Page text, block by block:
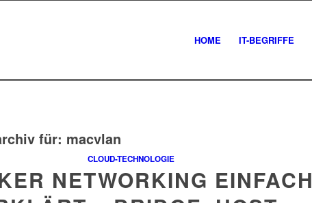
HOME IT-BEGRIFFE
für: macvlan
CLOUD-TECHNOLOGIE
NETWORKING EINFACH